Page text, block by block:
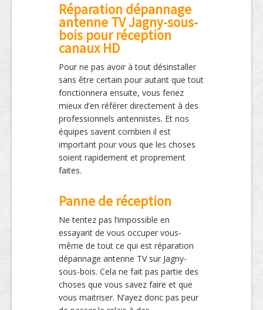
Réparation dépannage
antenne TV Jagny-sous-
bois pour réception
canaux HD
Pour ne pas avoir à tout désinstaller
sans être certain pour autant que tout
fonctionnera ensuite, vous feriez
mieux d’en référer directement à des
professionnels antennistes. Et nos
équipes savent combien il est
important pour vous que les choses
soient rapidement et proprement
faites.
Panne de réception
Ne tentez pas l’impossible en
essayant de vous occuper vous-
même de tout ce qui est réparation
dépannage antenne TV sur Jagny-
sous-bois. Cela ne fait pas partie des
choses que vous savez faire et que
vous maitriser. N’ayez donc pas peur